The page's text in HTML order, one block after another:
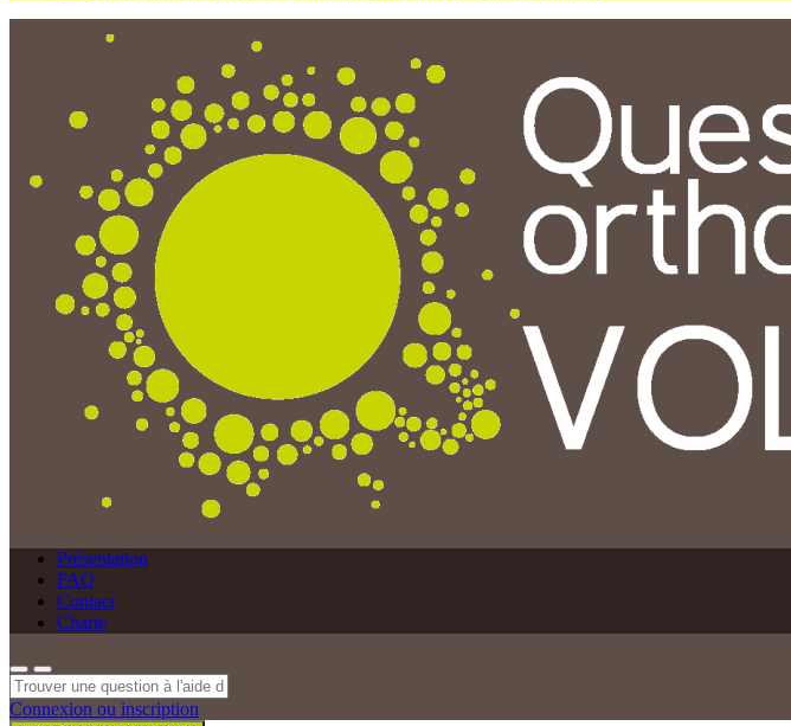
Présentation
FAQ
Contact
Charte
Connexion ou inscription